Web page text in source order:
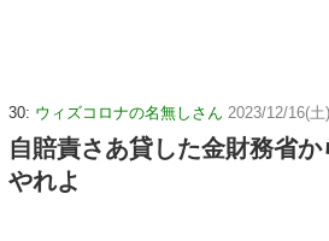
30: ウィズコロナの名無しさん 2023/12/16(
自賠責さあ貸した金財務省
やれよ